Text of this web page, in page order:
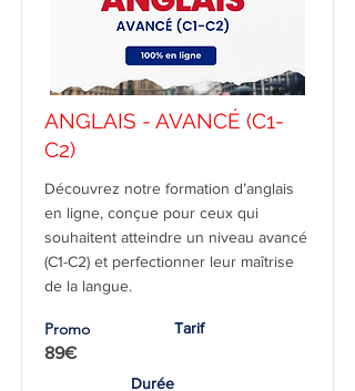
ANGLAIS - AVANCÉ (C1-
C2)
Découvrez notre formation d’anglais
en ligne, conçue pour ceux qui
souhaitent atteindre un niveau avancé
(C1-C2) et perfectionner leur maîtrise
de la langue.
Promo
89€
Tarif
Durée